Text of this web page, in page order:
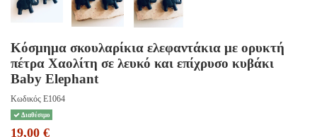
Κόσμημα σκουλαρίκια ελεφαντάκια με ορυκτή
πέτρα Χαολίτη σε λευκό και επίχρυσο κυβάκι
Baby Elephant
Κωδικός Ε1064
Διαθέσιμο
19,00 €